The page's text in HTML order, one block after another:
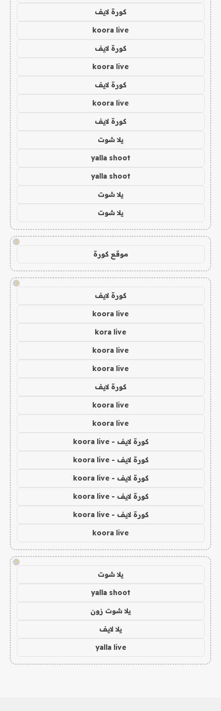
كورة لايف
koora live
كورة لايف
koora live
كورة لايف
koora live
كورة لايف
يلا شوت
yalla shoot
yalla shoot
يلا شوت
يلا شوت
!
موقع كورة
!
كورة لايف
koora live
kora live
koora live
koora live
كورة لايف
koora live
koora live
كورة لايف - koora live
كورة لايف - koora live
كورة لايف - koora live
كورة لايف - koora live
كورة لايف - koora live
koora live
!
يلا شوت
yalla shoot
يلا شوت زون
يلا لايف
yalla live